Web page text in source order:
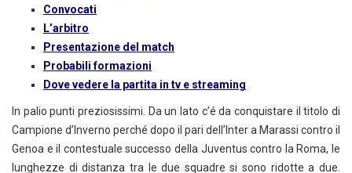
Convocati
L’arbitro
Presentazione del match
Probabili formazioni
Dove vedere la partita in tv e streaming
In palio punti preziosissimi. Da un lato c’é da conquistare il titolo di
Campione d’Inverno perché dopo il pari dell’Inter a Marassi contro il
Genoa e il contestuale successo della Juventus contro la Roma, le
lunghezze di distanza tra le due squadre si sono ridotte a due.